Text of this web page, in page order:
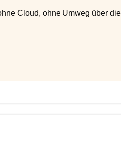
Cloud, ohne Umweg über die